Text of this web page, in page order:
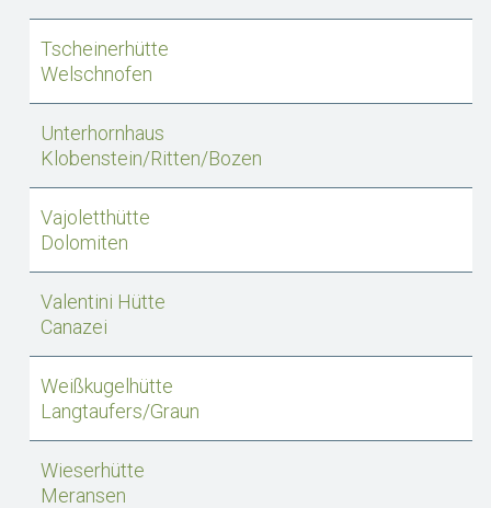
Tscheinerhütte
Welschnofen
Unterhornhaus
Klobenstein/Ritten/Bozen
Vajoletthütte
Dolomiten
Valentini Hütte
Canazei
Weißkugelhütte
Langtaufers/Graun
Wieserhütte
Meransen